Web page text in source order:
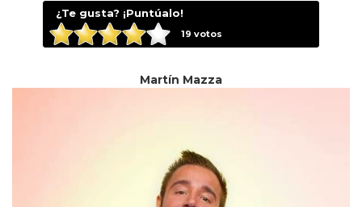
¿Te gusta? ¡Puntúalo!
19 votos
Martín Mazza